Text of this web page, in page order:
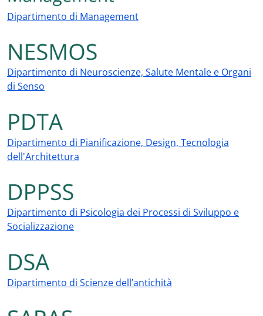
Dipartimento di Management
Dipartimento di Neuroscienze, Salute Mentale e Organi
di Senso
Dipartimento di Pianificazione, Design, Tecnologia
dell'Architettura
Dipartimento di Psicologia dei Processi di Sviluppo e
Socializzazione
Dipartimento di Scienze dell’antichità